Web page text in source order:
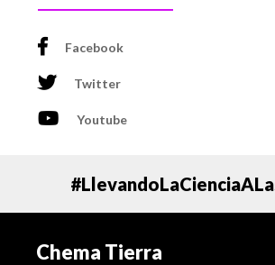
ET (23:00 UT) el 12 de diciembre,
completa sólo 25 horas más tarde, a
13 de diciembre (00:05 UT el 14 de
La luna llena más cercana a la Tierra
6 de diciembre de 2052, cuando
estará a 356,421 km de distancia.
Las Gemínidas
Facebook
Twitter
Youtube
Chema Tierra